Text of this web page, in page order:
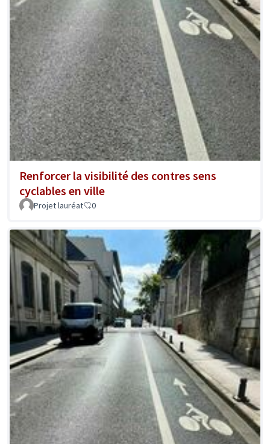
Renforcer la visibilité des contres sens
cyclables en ville
Projet lauréat 0